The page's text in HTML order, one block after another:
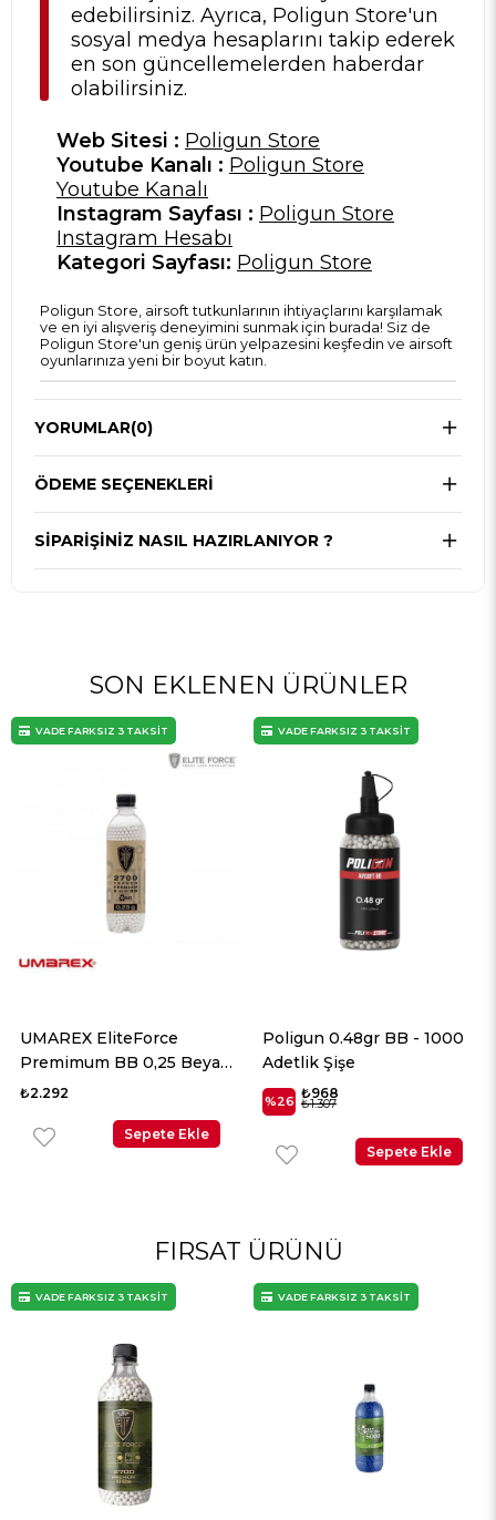
edebilirsiniz. Ayrıca, Poligun Store'un
sosyal medya hesaplarını takip ederek
en son güncellemelerden haberdar
olabilirsiniz.
Web Sitesi : Poligun Store
Youtube Kanalı : Poligun Store
Youtube Kanalı
Instagram Sayfası : Poligun Store
Instagram Hesabı
Kategori Sayfası: Poligun Store
Poligun Store, airsoft tutkunlarının ihtiyaçlarını karşılamak
ve en iyi alışveriş deneyimini sunmak için burada! Siz de
Poligun Store'un geniş ürün yelpazesini keşfedin ve airsoft
oyunlarınıza yeni bir boyut katın.
YORUMLAR(0)
ÖDEME SEÇENEKLERI
SIPARIŞINIZ NASIL HAZIRLANIYOR ?
SON EKLENEN ÜRÜNLER
UMAREX EliteForce
Premimum BB 0,25 Beyaz
2700 Adet
₺2.292
Sepete Ekle
VADE FARKSIZ 3 TAKSİT
Poligun 0.48gr BB - 1000
Adetlik Şişe
%26 ₺968
₺1.307
Sepete Ekle
VADE FARKSIZ 3 TAKSİT
FIRSAT ÜRÜNÜ
VADE FARKSIZ 3 TAKSİT VADE FARKSIZ 3 TAKSİT